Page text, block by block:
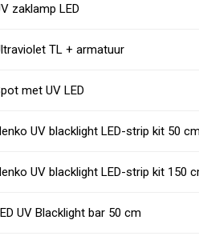
zaklamp LED
TL + armatuur
met UV LED
UV blacklight LED-strip kit 50
UV blacklight LED-strip kit 150
UV Blacklight bar 50 cm